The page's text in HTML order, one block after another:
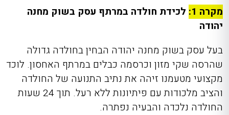
מקרה 1:
לכידת חולדה במרתף עסק בשוק מחנה
יהודה
בעל עסק בשוק מחנה יהודה הבחין בחולדה גדולה
שהרסה שקי מזון וכרסמה כבלים במרתף האחסון. לוכד
מקצועי מטעמנו זיהה את נתיב התנועה של החולדה
והציב מלכודות עם פיתיונות ללא רעל. תוך 24 שעות
החולדה נלכדה והבעיה נפתרה.